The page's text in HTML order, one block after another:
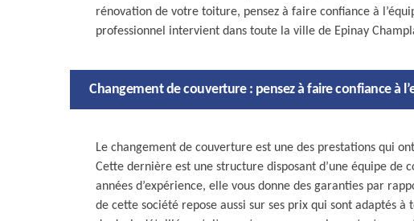
rénovation de votre toiture, pensez à faire confiance à
professionnel intervient dans toute la ville de Epinay
Changement de couverture : pensez à faire confiance à
Le changement de couverture est une des prestations qui
Cette dernière est une structure disposant d’une équipe de
années d’expérience, elle vous donne des garanties par
de cette société repose aussi sur ses prix qui sont adaptés